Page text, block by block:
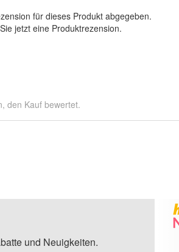
für dieses Produkt abgegeben.
jetzt eine Produktrezension.
den Kauf bewertet.
und Neuigkeiten.